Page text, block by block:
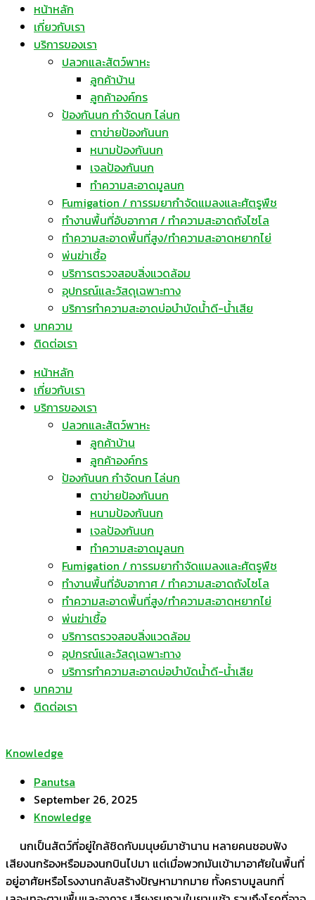
หน้าหลัก
เกี่ยวกับเรา
บริการของเรา
ปลวกและสัตว์พาหะ
ลูกค้าบ้าน
ลูกค้าองค์กร
ป้องกันนก กำจัดนก ไล่นก
ตาข่ายป้องกันนก
หนามป้องกันนก
เจลป้องกันนก
ทำความสะอาดมูลนก
Fumigation / การรมยากำจัดแมลงและศัตรูพืช
ทำงานพื้นที่อับอากาศ / ทำความสะอาดถังไซโล
ทำความสะอาดพื้นที่สูง/ทำความสะอาดหยากไย่
พ่นฆ่าเชื้อ
บริการตรวจสอบสิ่งแวดล้อม
อุปกรณ์และวัสดุเฉพาะทาง
บริการทำความสะอาดบ่อบำบัดน้ำดี-น้ำเสีย
บทความ
ติดต่อเรา
หน้าหลัก
เกี่ยวกับเรา
บริการของเรา
ปลวกและสัตว์พาหะ
ลูกค้าบ้าน
ลูกค้าองค์กร
ป้องกันนก กำจัดนก ไล่นก
ตาข่ายป้องกันนก
หนามป้องกันนก
เจลป้องกันนก
ทำความสะอาดมูลนก
Fumigation / การรมยากำจัดแมลงและศัตรูพืช
ทำงานพื้นที่อับอากาศ / ทำความสะอาดถังไซโล
ทำความสะอาดพื้นที่สูง/ทำความสะอาดหยากไย่
พ่นฆ่าเชื้อ
บริการตรวจสอบสิ่งแวดล้อม
อุปกรณ์และวัสดุเฉพาะทาง
บริการทำความสะอาดบ่อบำบัดน้ำดี-น้ำเสีย
บทความ
ติดต่อเรา
Knowledge
Panutsa
September 26, 2025
Knowledge
นกเป็นสัตว์ที่อยู่ใกล้ชิดกับมนุษย์มาช้านาน หลายคนชอบฟัง
เสียงนกร้องหรือมองนกบินไปมา แต่เมื่อพวกมันเข้ามาอาศัยในพื้นที่
อยู่อาศัยหรือโรงงานกลับสร้างปัญหามากมาย ทั้งคราบมูลนกที่